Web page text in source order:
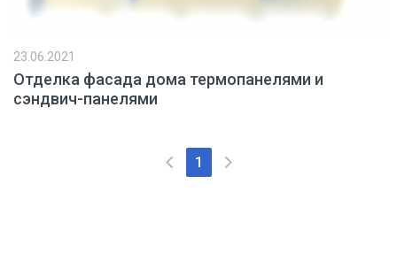
Отделка фасада дома термопанелями и
сэндвич-панелями
23.06.2021
1